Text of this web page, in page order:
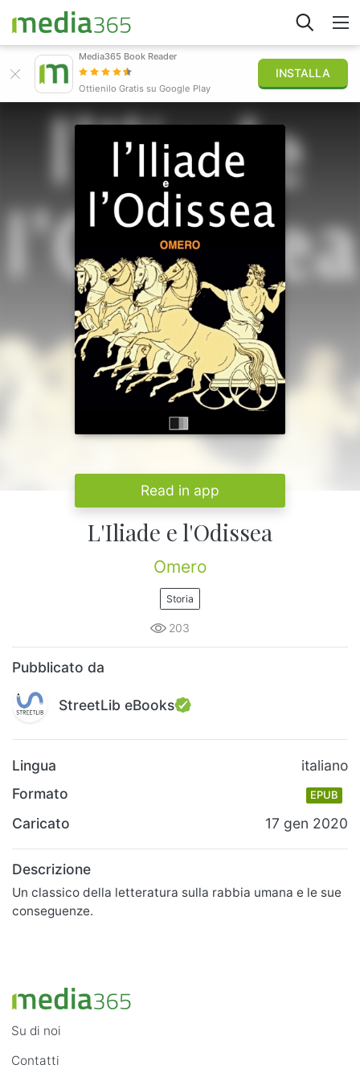
Accedi
Pubblica
Media365 Book Reader
Ottienilo Gratis su Google Play
INSTALLA
Read in app
L'Iliade e l'Odissea
Omero
Storia
203
Pubblicato da
StreetLib eBooks
Lingua
italiano
Formato
EPUB
Caricato 17 gen 2020
Descrizione
Un classico della letteratura sulla rabbia umana e le sue
conseguenze.
Su di noi
Contatti